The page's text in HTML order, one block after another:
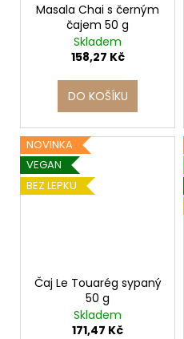
Masala Chai s černým
čajem 50 g
Skladem
158,27 Kč
DO KOŠÍKU
NOVINKA
VEGAN
BEZ LEPKU
Čaj Le Touarég sypaný
50 g
Skladem
171,47 Kč